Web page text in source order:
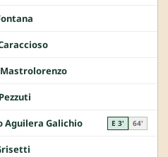
Aguilera Galichio E 3' 64'